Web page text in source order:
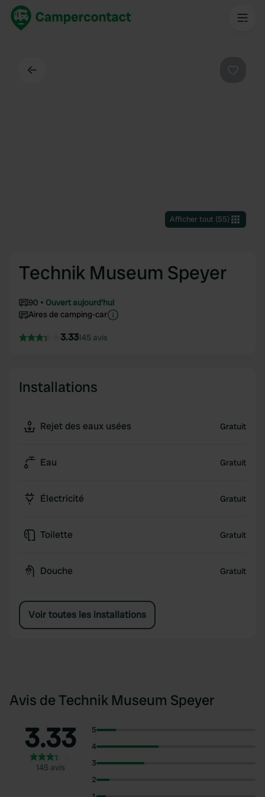
Afficher tout(55)
Technik Museum Speyer
90
Ouvert aujourd'hui
Aires de camping-car
3.33145 avis
Installations
Rejet des eaux usées Gratuit
Eau Gratuit
Électricité Gratuit
Toilette Gratuit
Douche Gratuit
Voir toutes les installations
Avis de Technik Museum Speyer
3.33
145 avis
5
4
3
2